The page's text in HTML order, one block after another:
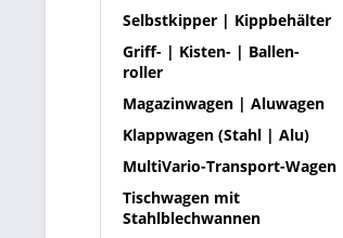
Selbstkipper | Kippbehälter
Griff- | Kisten- | Ballen-
roller
Magazinwagen | Aluwagen
Klappwagen (Stahl | Alu)
MultiVario-Transport-Wagen
Tischwagen mit
Stahlblechwannen